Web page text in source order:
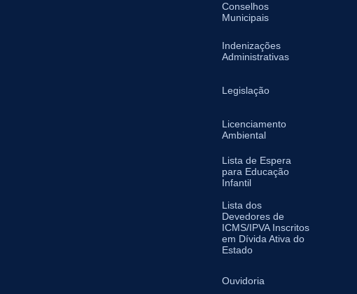
Conselhos
Municipais
Indenizações
Administrativas
Legislação
Licenciamento
Ambiental
Lista de Espera
para Educação
Infantil
Lista dos
Devedores de
ICMS/IPVA Inscritos
em Dívida Ativa do
Estado
Ouvidoria